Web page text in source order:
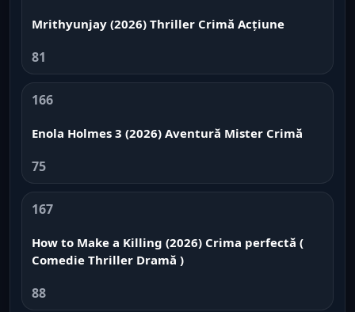
Mrithyunjay (2026) Thriller Crimă Acțiune
81
166
Enola Holmes 3 (2026) Aventură Mister Crimă
75
167
How to Make a Killing (2026) Crima perfectă (
Comedie Thriller Dramă )
88